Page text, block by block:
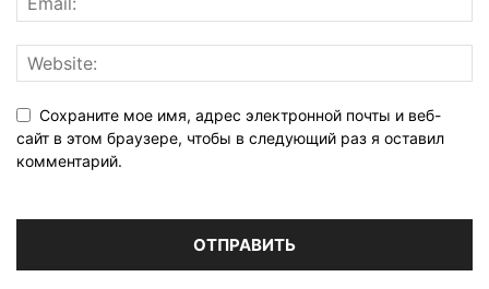
Сохраните мое имя, адрес электронной почты и веб-
сайт в этом браузере, чтобы в следующий раз я оставил
комментарий.